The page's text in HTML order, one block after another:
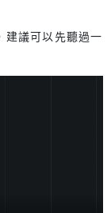
建議可以先聽過一